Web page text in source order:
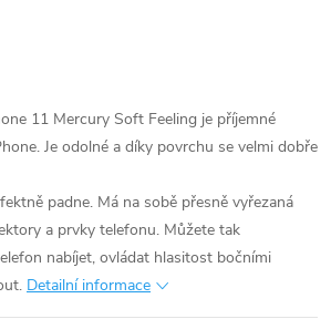
11 Mercury Soft Feeling je příjemné
Je odolné a díky povrchu se velmi dobře
padne. Má na sobě přesně vyřezaná
a prvky telefonu. Můžete tak
nabíjet, ovládat hlasitost bočními
Detailní informace